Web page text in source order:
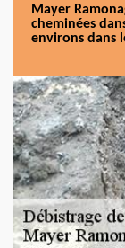
Mayer
cheminées
environs dans